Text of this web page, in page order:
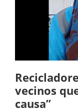
vecinos
causa”